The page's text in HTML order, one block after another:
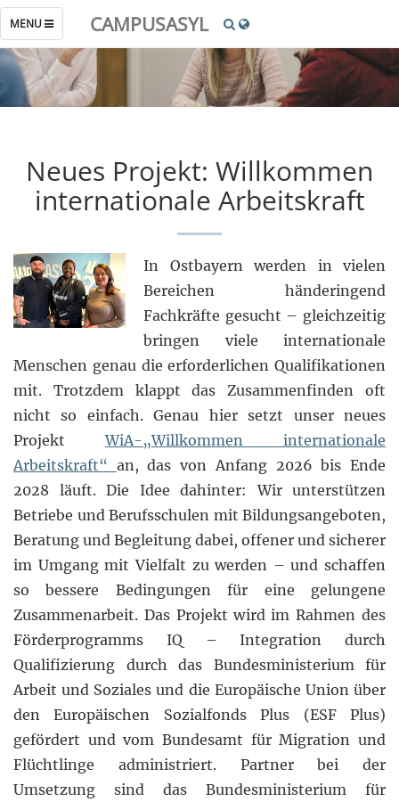
TOGGLE
NAVIGATION
MENU CAMPUSASYL
Neues Projekt: Willkommen
internationale Arbeitskraft
In Ostbayern werden in vielen
Bereichen händeringend
Fachkräfte gesucht – gleichzeitig
bringen viele internationale
Menschen genau die erforderlichen Qualifikationen
mit. Trotzdem klappt das Zusammenfinden oft
nicht so einfach. Genau hier setzt unser neues
ProjektWiA-„Willkommen internationale
Arbeitskraft“ an, das von Anfang 2026 bis Ende
2028 läuft. Die Idee dahinter: Wir unterstützen
Betriebe und Berufsschulen mit Bildungsangeboten,
Beratung und Begleitung dabei, offener und sicherer
im Umgang mit Vielfalt zu werden – und schaffen
so bessere Bedingungen für eine gelungene
Zusammenarbeit. Das Projekt wird im Rahmen des
Förderprogramms IQ – Integration durch
Qualifizierung durch das Bundesministerium für
Arbeit und Soziales und die Europäische Union über
den Europäischen Sozialfonds Plus (ESF Plus)
gefördert und vom Bundesamt für Migration und
Flüchtlinge administriert. Partner bei der
Umsetzung sind das Bundesministerium für